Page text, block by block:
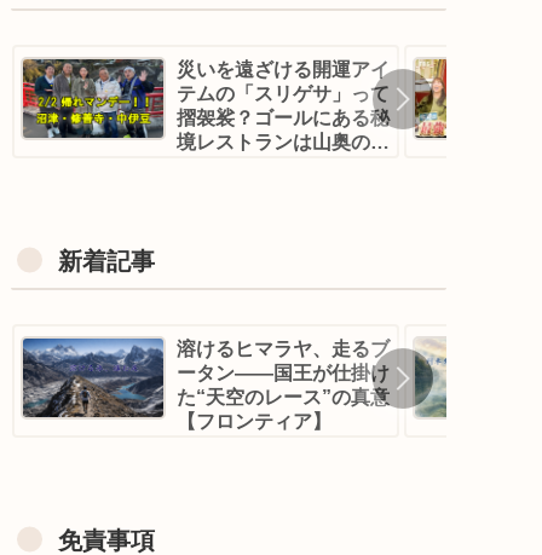
災いを遠ざける開運アイ
テムの「スリゲサ」って
摺袈裟？ゴールにある秘
境レストランは山奥の古
新着記事
溶けるヒマラヤ、走るブ
ータン——国王が仕掛け
た“天空のレース”の真意
【フロンティア】
免責事項